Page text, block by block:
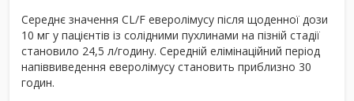
Середнє значення CL/F еверолімусу після щоденної дози
10 мг у пацієнтів із солідними пухлинами на пізній стадії
становило 24,5 л/годину. Середній елімінаційний період
напіввиведення еверолімусу становить приблизно 30
годин.